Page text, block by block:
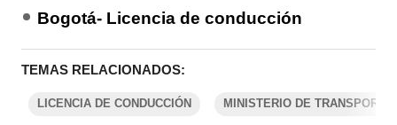
Bogotá- Licencia de conducción
TEMAS RELACIONADOS:
LICENCIA DE CONDUCCIÓN MINISTERIO DE TRANSPORTE